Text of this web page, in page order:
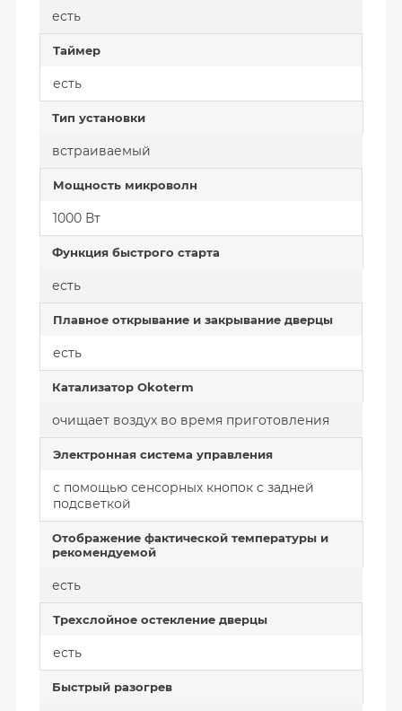
есть
Таймер
есть
Тип установки
встраиваемый
Мощность микроволн
1000 Вт
Функция быстрого старта
есть
Плавное открывание и закрывание дверцы
есть
Катализатор Okoterm
очищает воздух во время приготовления
Электронная система управления
с помощью сенсорных кнопок с задней
подсветкой
Отображение фактической температуры и
рекомендуемой
есть
Трехслойное остекление дверцы
есть
Быстрый разогрев